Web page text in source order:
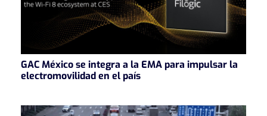
GAC México se integra a la EMA para impulsar la
electromovilidad en el país